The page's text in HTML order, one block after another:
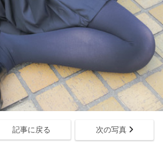
記事に戻る 次の写真